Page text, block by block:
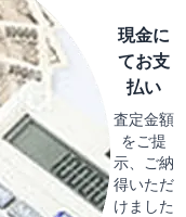
現金に
てお支
払い
査定金額
をご提
示、ご納
得いただ
けました